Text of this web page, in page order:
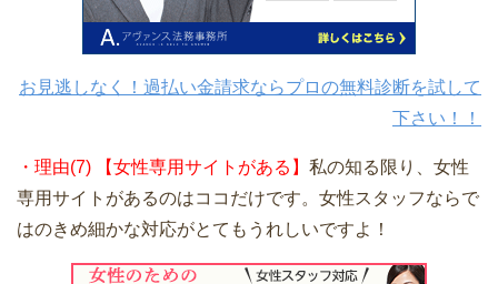
お見逃しなく！過払い金請求ならプロの無料診断を試して
下さい！！
・理由(7) 【女性専用サイトがある】 私の知る限り、女性
専用サイトがあるのはココだけです。女性スタッフならで
はのきめ細かな対応がとてもうれしいですよ！